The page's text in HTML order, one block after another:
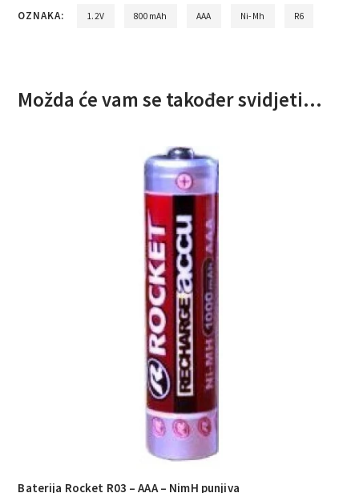
OZNAKA: 1.2V 800mAh AAA Ni-Mh R6
Možda će vam se također svidjeti…
Baterija Rocket R03 – AAA – NimH punjiva